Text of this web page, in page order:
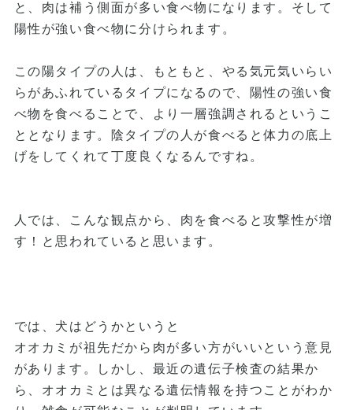
と、肉は補う側面が多い食べ物になります。そして
陽性が強い食べ物に分けられます。
この陽タイプの人は、もともと、やる気元気いらい
らがあふれているタイプになるので、陽性の強い食
べ物を食べることで、より一層強調されるというこ
ととなります。陰タイプの人が食べると体力の底上
げをしてくれて丁度良くなるんですね。
人では、こんな観点から、肉を食べると攻撃性が増
す！と思われていると思います。
では、犬はどうかというと
オオカミが祖先だから肉が多い方がいいという意見
があります。しかし、最近の遺伝子検査の結果か
ら、オオカミとは異なる遺伝情報を持つことがわか